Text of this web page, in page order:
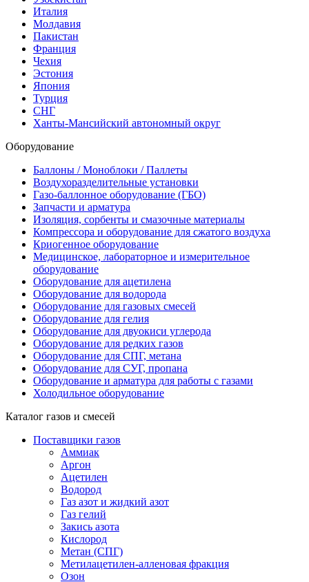
Италия
Молдавия
Пакистан
Франция
Чехия
Эстония
Япония
Турция
СНГ
Ханты-Мансийский автономный округ
Оборудование
Баллоны / Моноблоки / Паллеты
Воздухоразделительные установки
Газо-баллонное оборудование (ГБО)
Запчасти и арматура
Изоляция, сорбенты и смазочные материалы
Компрессора и оборудование для сжатого воздуха
Криогенное оборудование
Медицинское, лабораторное и измерительное
оборудование
Оборудование для ацетилена
Оборудование для водорода
Оборудование для газовых смесей
Оборудование для гелия
Оборудование для двуокиси углерода
Оборудование для редких газов
Оборудование для СПГ, метана
Оборудование для СУГ, пропана
Оборудование и арматура для работы с газами
Холодильное оборудование
Каталог газов и смесей
Поставщики газов
Аммиак
Аргон
Ацетилен
Водород
Газ азот и жидкий азот
Газ гелий
Закись азота
Кислород
Метан (СПГ)
Метилацетилен-алленовая фракция
Озон